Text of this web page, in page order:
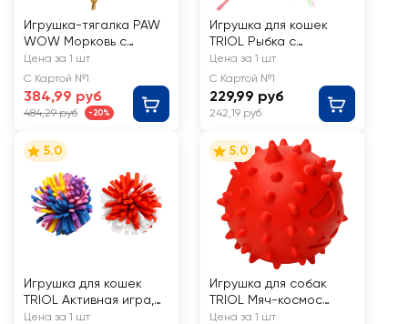
Игрушка-тягалка PAW
WOW Морковь с
тройной ручкой, 25см
Цена за 1 шт
С Картой №1
384,99 руб
484,29 руб -20%
Игрушка для кошек
TRIOL Рыбка с
разноцветными
лентами 95мм/465мм
Цена за 1 шт
С Картой №1
229,99 руб
242,19 руб
5.0
Игрушка для кошек
TRIOL Активная игра,
набор 44, 2 мяча
Цена за 1 шт
5.0
Игрушка для собак
TRIOL Мяч-космос
61мм
Цена за 1 шт